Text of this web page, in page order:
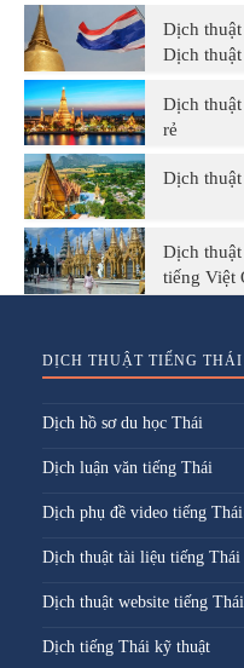
Dịch
Dịch
Dịch
rẻ
Dịch
Dịch
tiếng Việt
DỊCH THUẬT TIẾNG THÁI
Dịch hồ sơ du học Thái
Dịch luận văn tiếng Thái
Dịch phụ đề video tiếng Thái
Dịch thuật tài liệu tiếng Thái
Dịch thuật website tiếng Thái
Dịch tiếng Thái kỹ thuật